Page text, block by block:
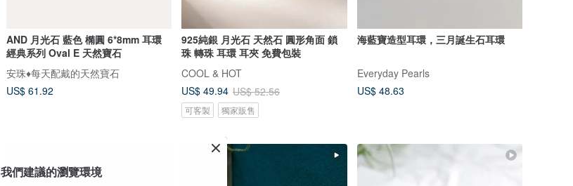
AND 月光石 藍色 橢圓 6*8mm 耳環
經典系列 Oval E 天然寶石
安珠♦️每天配戴的天然寶石
US$ 61.92
925純銀 月光石 天然石 圓形角面 鎖
珠 轉珠 耳環 耳夾 免費包裝
COOL & HOT
US$ 49.94 US$ 52.56
可客製 獨家販售
海藍寶造型耳環，三月誕生石耳環
Everyday Pearls
US$ 48.63
我們建議的瀏覽環境